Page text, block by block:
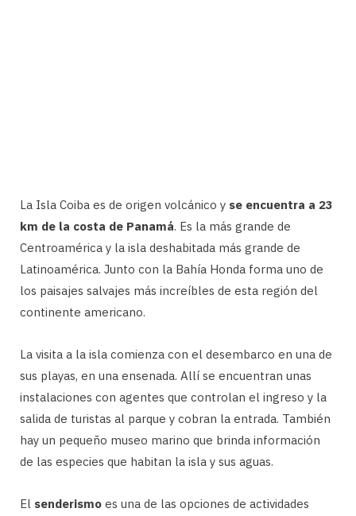
La Isla Coiba es de origen volcánico y se encuentra a 23
km de la costa de Panamá. Es la más grande de
Centroamérica y la isla deshabitada más grande de
Latinoamérica. Junto con la Bahía Honda forma uno de
los paisajes salvajes más increíbles de esta región del
continente americano.
La visita a la isla comienza con el desembarco en una de
sus playas, en una ensenada. Allí se encuentran unas
instalaciones con agentes que controlan el ingreso y la
salida de turistas al parque y cobran la entrada. También
hay un pequeño museo marino que brinda información
de las especies que habitan la isla y sus aguas.
El senderismo es una de las opciones de actividades